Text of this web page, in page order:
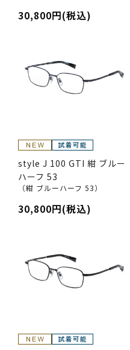
30,800円(税込)
style J 100 GTI 紺 ブルー
ハーフ 53
（紺 ブルーハーフ 53）
30,800円(税込)